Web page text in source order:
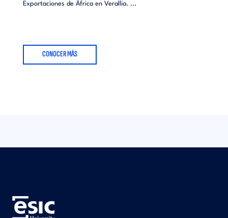
Exportaciones de África en Verallia. ...
CONOCER MÁS